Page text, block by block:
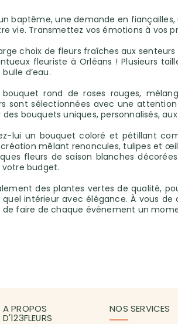
baptême, une demande en
vie. Transmettez vos émotions à vos
large choix de fleurs fraîches aux
fleuriste à Orléans ! Plusieurs
d’eau.
rond de roses rouges,
sélectionnées avec une attention
bouquets uniques, personnalisés,
lui un bouquet coloré et pétillant
mêlant renoncules, tulipes et
fleurs de saison blanches
budget.
également des plantes vertes de
intérieur avec élégance. À vous
faire de chaque événement un
A PROPOS
D'123FLEURS
NOS SERVICES